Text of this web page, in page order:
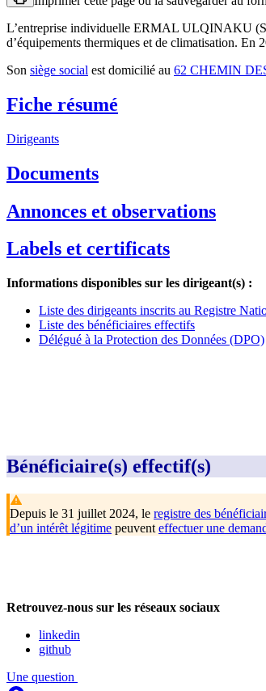
L’entreprise individuelle ERMAL ULQINAKU
d’équipements thermiques et de climatisation. En
Son siège social est domicilié au 62 CHEMIN
Fiche résumé
Dirigeants
Documents
Annonces et observations
Labels et certificats
Informations disponibles sur les dirigeant(s) :
Liste des dirigeants inscrits au Registre
Liste des bénéficiaires effectifs
Délégué à la Protection des Données (DPO)
Bénéficiaire(s) effectif(s)
Depuis le 31 juillet 2024, le registre des
d’un intérêt légitime peuvent effectuer une
Retrouvez-nous sur les réseaux sociaux
linkedin
github
Une question